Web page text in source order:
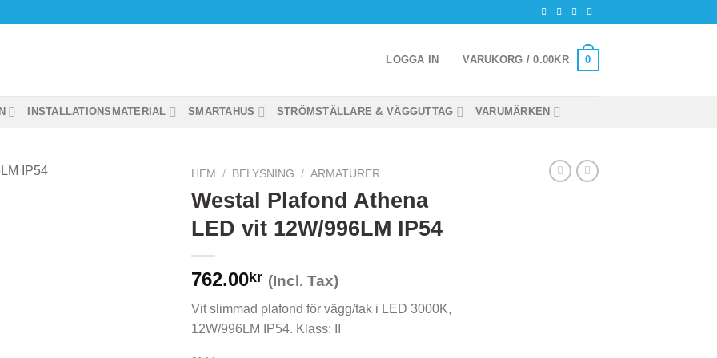
LOGGA IN VARUKORG /0.00KR 0
INSTALLATIONSMATERIAL SMARTAHUS STRÖMSTÄLLARE & VÄGGUTTAG VARUMÄRKEN
HEM / BELYSNING / ARMATURER
Westal Plafond Athena
LED vit 12W/996LM IP54
762.00kr (Incl. Tax)
Vit slimmad plafond för vägg/tak i LED 3000K,
12W/996LM IP54. Klass: II